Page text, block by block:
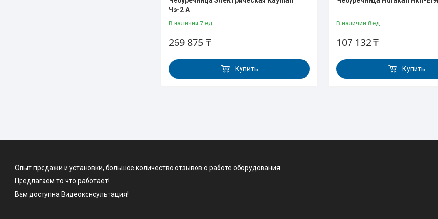
Чэ-2 А
В наличии 7 ед.
269 875 ₸
Купить
В наличии 8 ед.
107 132 ₸
Купить
Опыт продажи и установки, большое количество отзывов о работе оборудования.
Предлагаем то что работает!
Вам доступна Видеоконсультация!